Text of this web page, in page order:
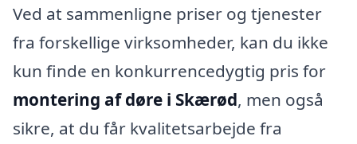
Ved at sammenligne priser og tjenester
fra forskellige virksomheder, kan du ikke
kun finde en konkurrencedygtig pris for
montering af døre i Skærød, men også
sikre, at du får kvalitetsarbejde fra